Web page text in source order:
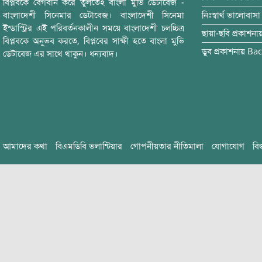
বিপ্লবকে বেগবান করে তুলতেই বাংলা মুভি ডেটাবেজ -
বাংলাদেশী সিনেমার ডেটাবেজ। বাংলাদেশী সিনেমা
ইন্ডাস্ট্রির এই পরিবর্তনকালীন সময়ে বাংলাদেশী চলচ্চিত্র
বিপ্লবকে অনুভব করতে, বিপ্লবের সাক্ষী হতে বাংলা মুভি
ডেটাবেজ এর সাথে থাকুন। ধন্যবাদ।
নিঃস্বার্থ ভালোবাসা
ছায়া-ছবি
ডুব প্রকাশনায়
আমাদের কথা বিএমডিবি ভলান্টিয়ার গোপনীয়তার নীতিমালা যোগাযোগ